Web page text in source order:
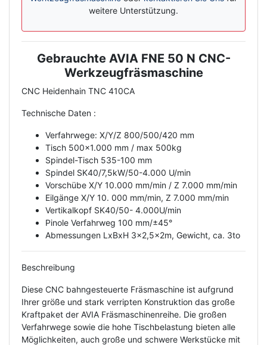
weitere Unterstützung.
Description
Gebrauchte AVIA FNE 50 N CNC-
Werkzeugfräsmaschine
CNC Heidenhain TNC 410CA
Technische Daten :
Verfahrwege: X/Y/Z 800/500/420 mm
Tisch 500x1.000 mm / max 500kg
Spindel-Tisch 535-100 mm
Spindel SK40/7,5kW/50-4.000 U/min
Vorschübe X/Y 10.000 mm/min / Z 7.000 mm/min
Eilgänge X/Y 10. 000 mm/min, Z 7.000 mm/min
Vertikalkopf SK40/50- 4.000U/min
Pinole Verfahrweg 100 mm/±45°
Abmessungen LxBxH 3x2,5x2m, Gewicht, ca. 3to
Beschreibung
Diese CNC bahngesteuerte Fräsmaschine ist aufgrund
Ihrer größe und stark verripten Konstruktion das große
Kraftpaket der AVIA Fräsmaschinenreihe. Die großen
Verfahrwege sowie die hohe Tischbelastung bieten alle
Möglichkeiten, auch große und schwere Werkstücke mit